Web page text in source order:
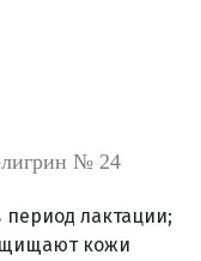
лиц
№ 24
лактации;
кожи